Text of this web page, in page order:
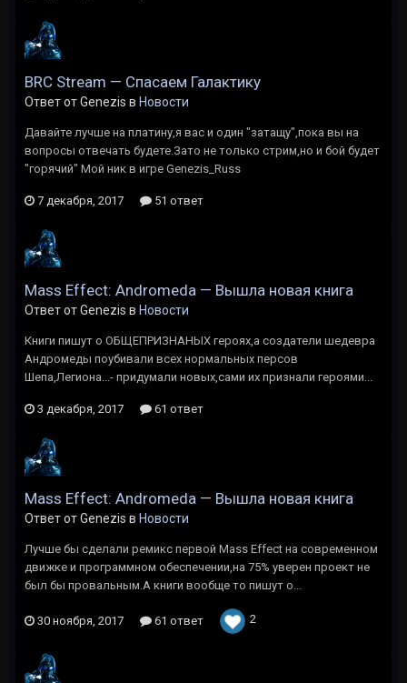
BRC Stream — Спасаем Галактику
Ответ от Genezis в Новости
Давайте лучше на платину,я вас и один "затащу",пока вы на
вопросы отвечать будете.Зато не только стрим,но и бой будет
"горячий" Мой ник в игре Genezis_Russ
7 декабря, 2017 51 ответ
Mass Effect: Andromeda — Вышла новая книга
Ответ от Genezis в Новости
Книги пишут о ОБЩЕПРИЗНАНЫХ героях,а создатели шедевра
Андромеды поубивали всех нормальных персов
Шепа,Легиона...- придумали новых,сами их признали героями...
3 декабря, 2017 61 ответ
Mass Effect: Andromeda — Вышла новая книга
Ответ от Genezis в Новости
Лучше бы сделали ремикс первой Mass Effect на современном
движке и программном обеспечении,на 75% уверен проект не
был бы провальным.А книги вообще то пишут о...
30 ноября, 2017 61 ответ 2